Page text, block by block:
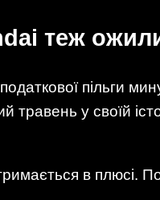
теж
пільги
травень у своїй
в плюсі.